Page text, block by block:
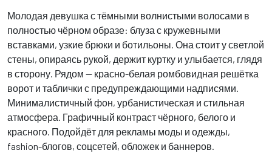
Молодая девушка с тёмными волнистыми волосами в
полностью чёрном образе: блуза с кружевными
вставками, узкие брюки и ботильоны. Она стоит у светлой
стены, опираясь рукой, держит куртку и улыбается, глядя
в сторону. Рядом — красно-белая ромбовидная решётка
ворот и таблички с предупреждающими надписями.
Минималистичный фон, урбанистическая и стильная
атмосфера. Графичный контраст чёрного, белого и
красного. Подойдёт для рекламы моды и одежды,
fashion-блогов, соцсетей, обложек и баннеров.